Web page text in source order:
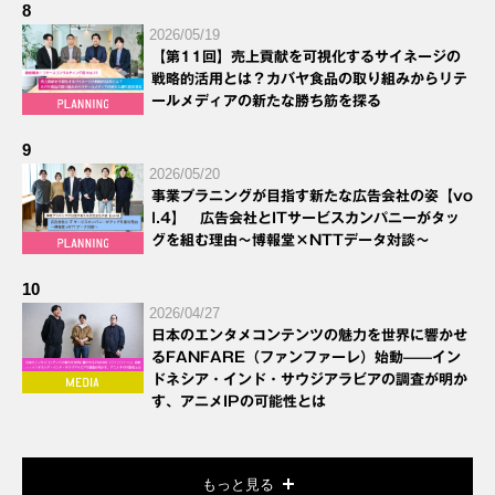
8
2026/05/19
【第11回】売上貢献を可視化するサイネージの
戦略的活用とは？カバヤ食品の取り組みからリテ
ールメディアの新たな勝ち筋を探る
9
2026/05/20
事業プラニングが目指す新たな広告会社の姿【vo
l.4】 広告会社とITサービスカンパニーがタッ
グを組む理由～博報堂×NTTデータ対談～
10
2026/04/27
日本のエンタメコンテンツの魅力を世界に響かせ
るFANFARE（ファンファーレ）始動——イン
ドネシア・インド・サウジアラビアの調査が明か
す、アニメIPの可能性とは
もっと見る